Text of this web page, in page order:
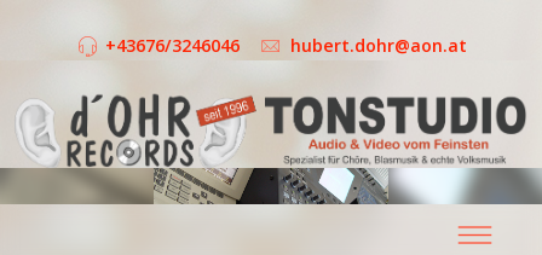
+43676/3246046 hubert.dohr@aon.at